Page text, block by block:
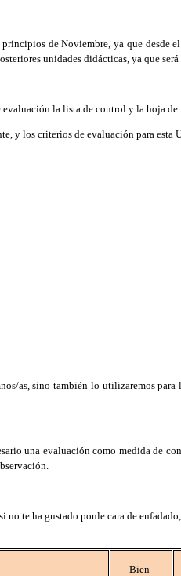
de Noviembre, ya que desde
unidades didácticas, ya que
la lista de control y la hoja de
y los criterios de evaluación para esta
as, sino también lo utilizaremos
una evaluación como medida de
te ha gustado ponle cara de
Bien